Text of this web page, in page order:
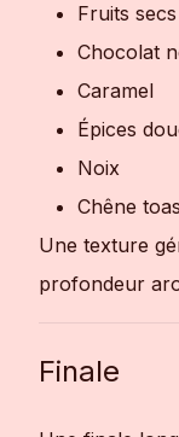
Fruits secs
Chocolat
Caramel
Épices
Noix
Chêne
Une texture
profondeur
Finale